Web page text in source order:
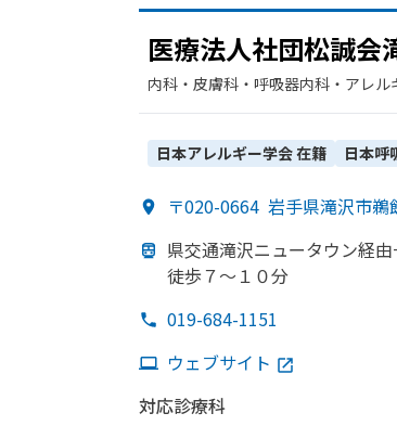
医療法人社団松誠会
内科・​皮膚科・​呼吸器内科・​アレ
日本アレルギー学会在籍 日本呼
〒020-0664 岩手県滝沢市鵜
県交通滝沢ニュータウン経
徒歩７～１０分
019-684-1151
ウェブサイト
対応診療科